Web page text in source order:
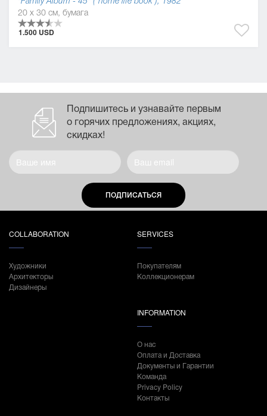
20 x 30 см, бумага
1.500 USD
Подпишитесь и узнавайте первым
о горячих предложениях, акциях,
скидках!
ПОДПИСАТЬСЯ
COLLABORATION
Художники
Архитекторы
Дизайнеры
SERVICES
Покупателям
Коллекционерам
INFORMATION
О нас
Оплата и Доставка
Документы и Гарантии
Команда
Privacy Policy
Контакты